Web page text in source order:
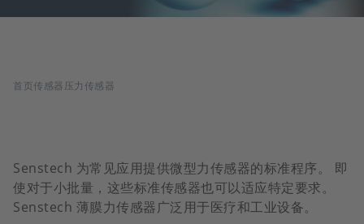
面
屑
首页传感器压力传感器
Senstech 为常见应用提供微型力传感器的标准程序。 即
使对于小批量，这些标准传感器也可以适应特定要求。
Senstech 薄膜力传感器广泛用于医疗和工业设备。